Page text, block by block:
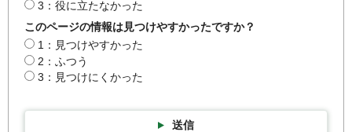
3：役に立たなかった
このページの情報は見つけやすかったですか？
1：見つけやすかった
2：ふつう
3：見つけにくかった
送信